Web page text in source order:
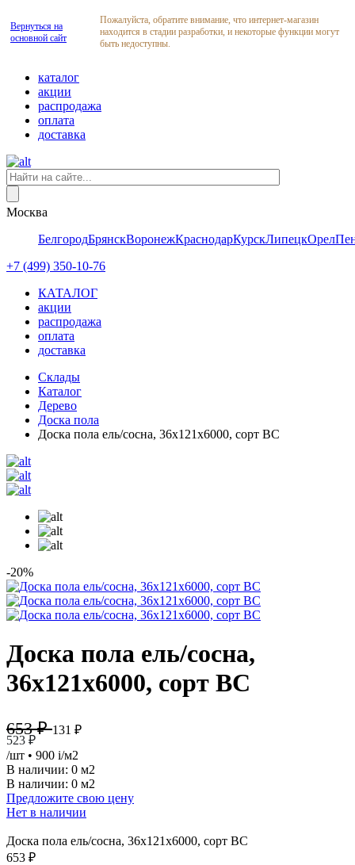
Вернуться на
основной сайт
Пожалуйста, обратите внимание, что интернет-магазин
находится в стадии разработки, и некоторые функции могут
быть недоступны.
каталог
акции
распродажа
оплата
доставка
Москва
БелгородБрянскВоронежКраснодарКурскЛипецкОрел
+7 (499) 350-10-76
КАТАЛОГ
акции
распродажа
оплата
доставка
Склады
Каталог
Дерево
Доска пола
Доска пола ель/сосна, 36х121х6000, сорт ВС
-20%
Доска пола ель/сосна,
36х121х6000, сорт ВС
653 ₽131 ₽
523 ₽
/шт • 900 i/м2
В наличии: 0 м2
В наличии: 0 м2
Предложите свою цену
Нет в наличии
Доска пола ель/сосна, 36х121х6000, сорт ВС
653 ₽